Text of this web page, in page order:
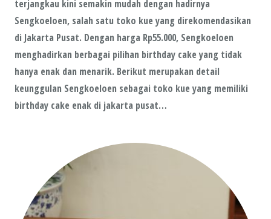
terjangkau kini semakin mudah dengan hadirnya
Sengkoeloen, salah satu toko kue yang direkomendasikan
di Jakarta Pusat. Dengan harga Rp55.000, Sengkoeloen
menghadirkan berbagai pilihan birthday cake yang tidak
hanya enak dan menarik. Berikut merupakan detail
keunggulan Sengkoeloen sebagai toko kue yang memiliki
birthday cake enak di jakarta pusat…